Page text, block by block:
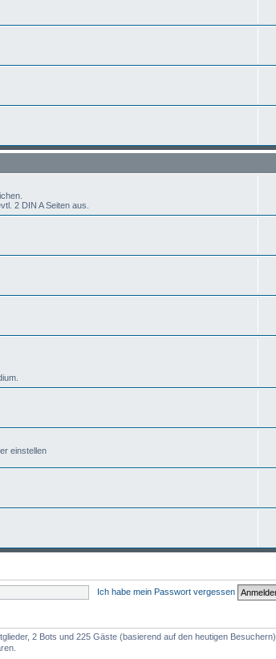
2 DIN A Seiten aus.
einstellen
Ich habe mein Passwort vergessen
2 Bots und 225 Gäste (basierend auf den heutigen Besuchern)